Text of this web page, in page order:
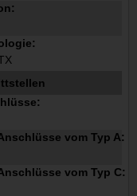
vom Typ A:
vom Typ C: